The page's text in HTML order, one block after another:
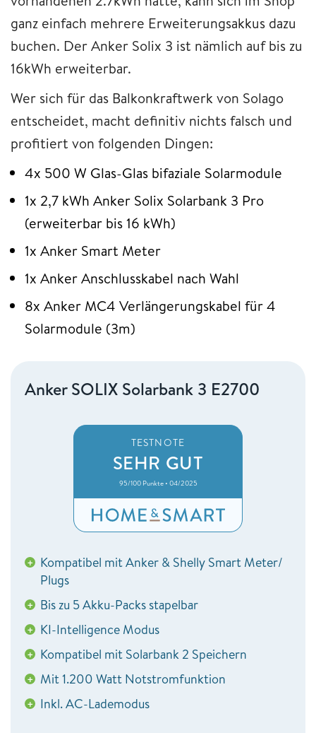
ganz einfach mehrere Erweiterungsakkus dazu
buchen. Der Anker Solix 3 ist nämlich auf bis zu
16kWh erweiterbar.
Wer sich für das Balkonkraftwerk von Solago
entscheidet, macht definitiv nichts falsch und
profitiert von folgenden Dingen:
4x 500 W Glas-Glas bifaziale Solarmodule
1x 2,7 kWh Anker Solix Solarbank 3 Pro
(erweiterbar bis 16 kWh)
1x Anker Smart Meter
1x Anker Anschlusskabel nach Wahl
8x Anker MC4 Verlängerungskabel für 4
Solarmodule (3m)
Anker SOLIX Solarbank 3 E2700
TESTNOTE
SEHR GUT
95/100 Punkte • 04/2025
+ Kompatibel mit Anker & Shelly Smart Meter/
Plugs
+ Bis zu 5 Akku-Packs stapelbar
+ KI-Intelligence Modus
+ Kompatibel mit Solarbank 2 Speichern
+ Mit 1.200 Watt Notstromfunktion
+ Inkl. AC-Lademodus